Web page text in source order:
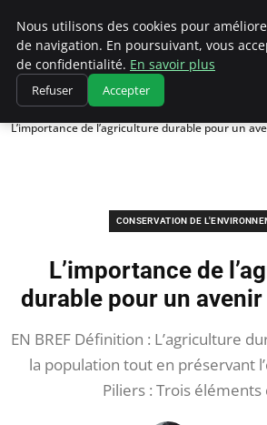
Climatedebtagents
Accueil
Conservation de l'environnement
L’importance de l’agriculture durable pour un
CONSERVATION DE
L’importance de
durable pour un
EN BREF Définition : L’agriculture
la population tout en préservant
Piliers : Trois éléments
Nous utilisons des cookies pour
de navigation. En poursuivant, vous
de confidentialité. En savoir plus
Refuser Accepter